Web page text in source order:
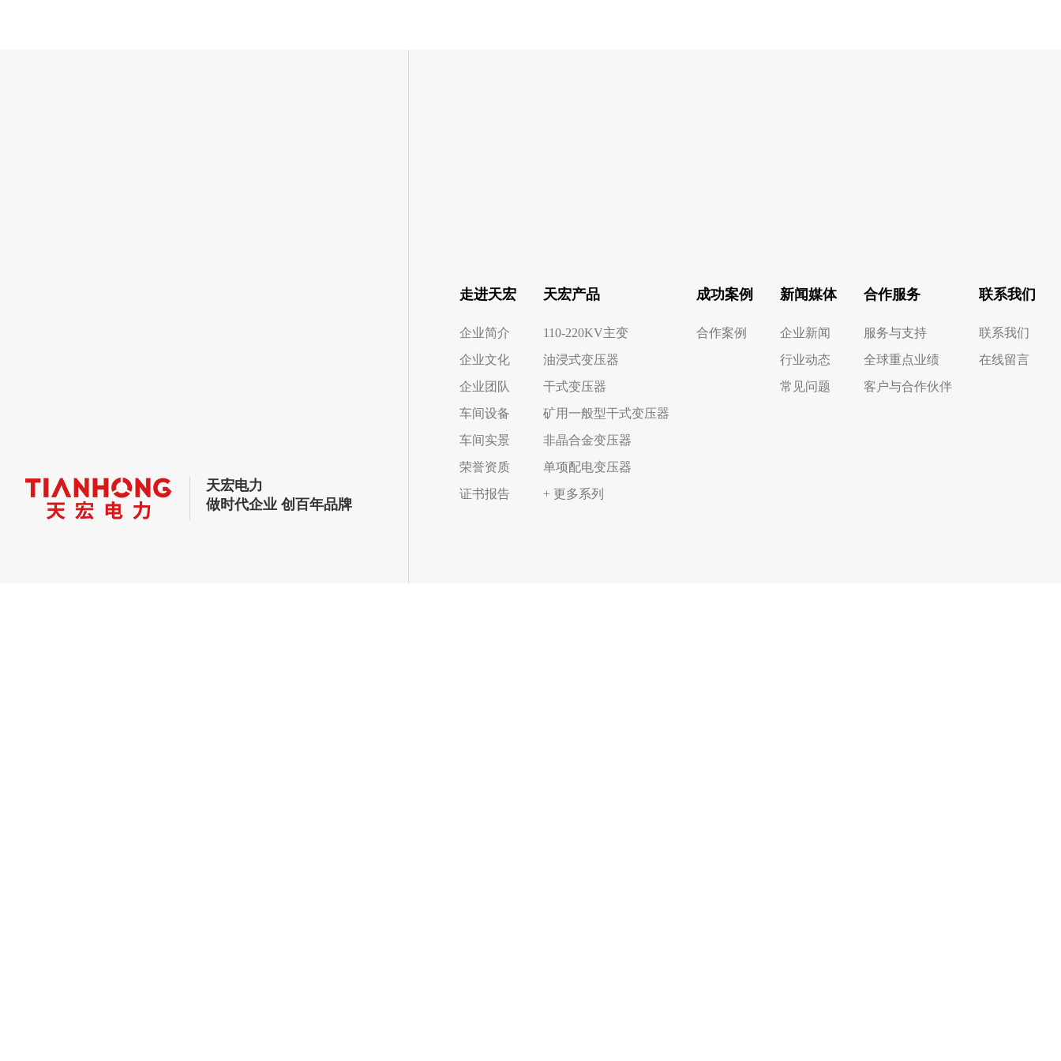
天宏电力
做时代企业 创百年品牌
走进天宏
企业简介
企业文化
企业团队
车间设备
车间实景
荣誉资质
证书报告
天宏产品
110-220KV主变
油浸式变压器
干式变压器
矿用一般型干式变压器
非晶合金变压器
单项配电变压器
+ 更多系列
成功案例
合作案例
新闻媒体
企业新闻
行业动态
常见问题
合作服务
服务与支持
全球重点业绩
客户与合作伙伴
联系我们
联系我们
在线留言